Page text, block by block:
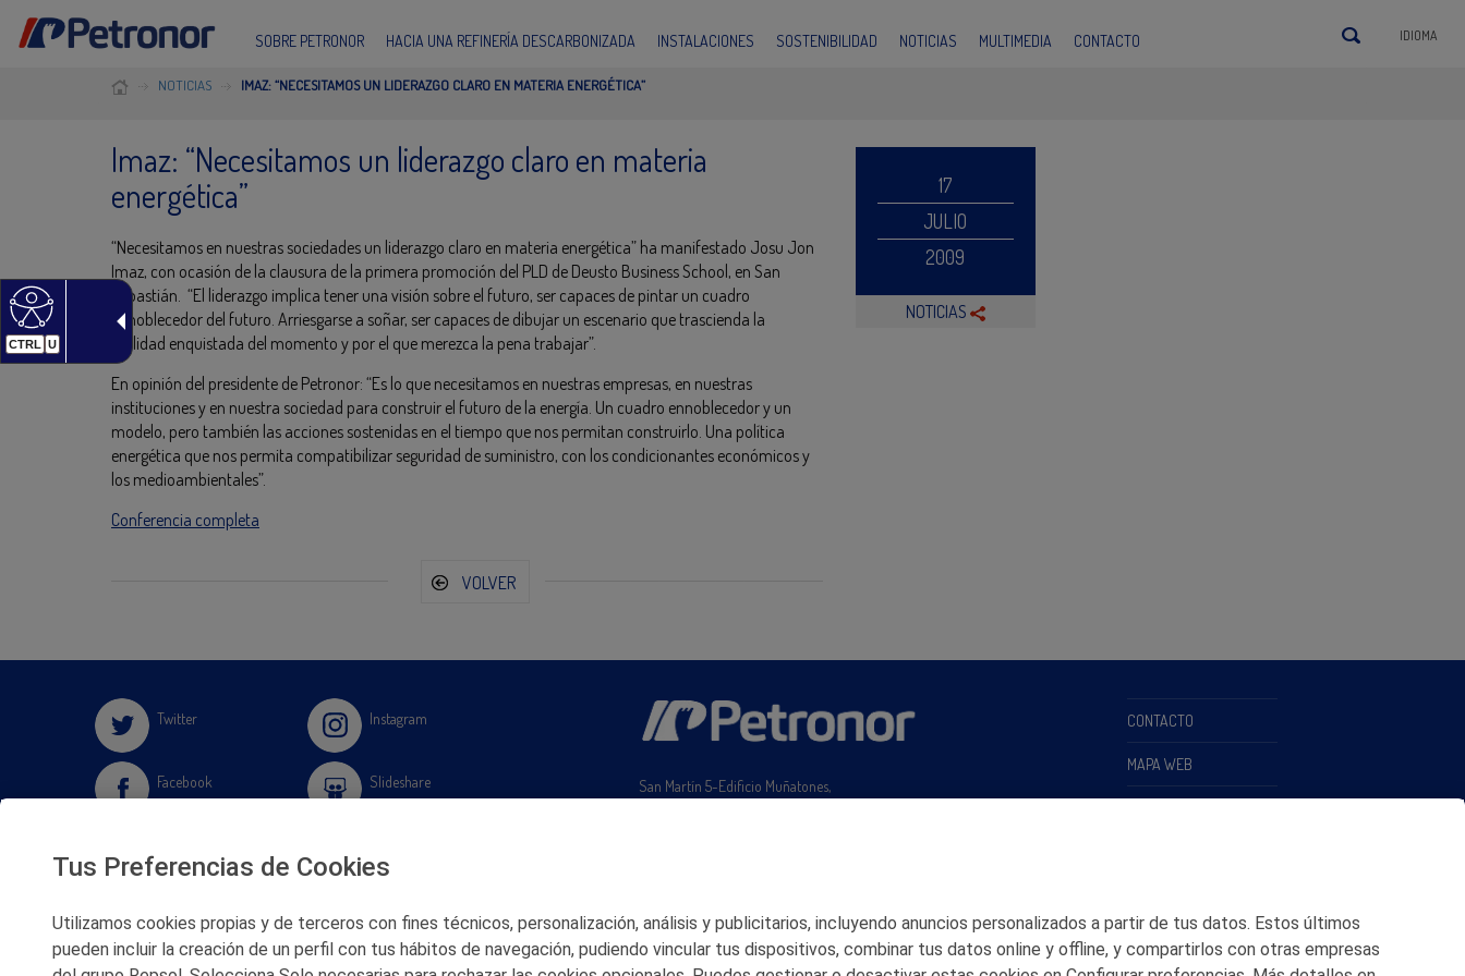
CTRL U
SOBRE PETRONOR HACIA UNA REFINERÍA DESCARBONIZADA INSTALACIONES SOSTENIBILIDAD NOTICIAS MULTIMEDIA CONTACTO IDIOMA
NOTICIAS IMAZ: “NECESITAMOS UN LIDERAZGO CLARO EN MATERIA ENERGÉTICA”
Imaz: “Necesitamos un liderazgo claro en materia
energética”
“Necesitamos en nuestras sociedades un liderazgo claro en materia energética” ha manifestado Josu Jon
Imaz, con ocasión de la clausura de la primera promoción del PLD de Deusto Business School, en San
Sebastián. “El liderazgo implica tener una visión sobre el futuro, ser capaces de pintar un cuadro
ennoblecedor del futuro. Arriesgarse a soñar, ser capaces de dibujar un escenario que trascienda la
realidad enquistada del momento y por el que merezca la pena trabajar”.
En opinión del presidente de Petronor: “Es lo que necesitamos en nuestras empresas, en nuestras
instituciones y en nuestra sociedad para construir el futuro de la energía. Un cuadro ennoblecedor y un
modelo, pero también las acciones sostenidas en el tiempo que nos permitan construirlo. Una política
energética que nos permita compatibilizar seguridad de suministro, con los condicionantes económicos y
los medioambientales”.
Conferencia completa
VOLVER
17
JULIO
2009
NOTICIAS
Twitter
Facebook
Instagram
Slideshare
San Martín 5-Edificio Muñatones,
48550 Muskiz (Bizkaia)
CONTACTO
MAPA WEB
CANAL DE ÉTICA
Tus Preferencias de Cookies
Utilizamos cookies propias y de terceros con fines técnicos, personalización, análisis y publicitarios, incluyendo anuncios personalizados a partir de tus datos. Estos últimos
pueden incluir la creación de un perfil con tus hábitos de navegación, pudiendo vincular tus dispositivos, combinar tus datos online y offline, y compartirlos con otras empresas